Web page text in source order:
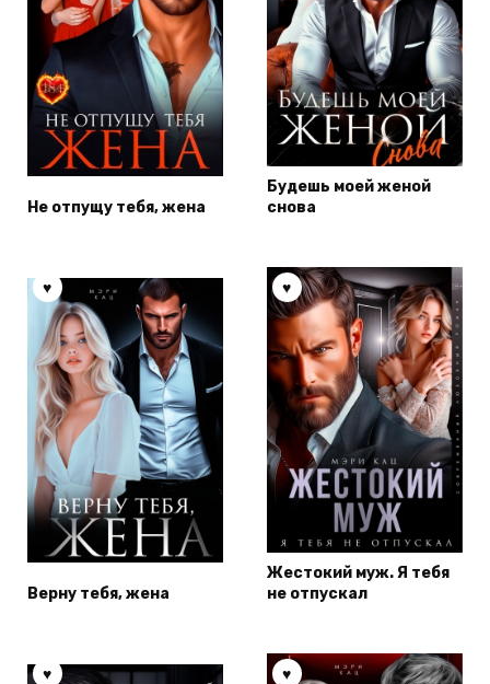
Не отпущу тебя, жена
Будешь моей женой
снова
Верну тебя, жена
Жестокий муж. Я тебя
не отпускал